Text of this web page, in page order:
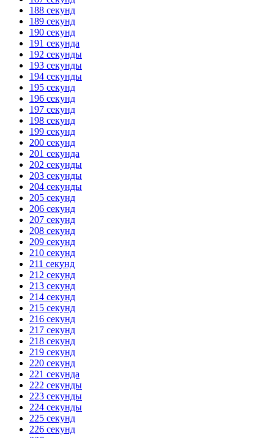
188 секунд
189 секунд
190 секунд
191 секунда
192 секунды
193 секунды
194 секунды
195 секунд
196 секунд
197 секунд
198 секунд
199 секунд
200 секунд
201 секунда
202 секунды
203 секунды
204 секунды
205 секунд
206 секунд
207 секунд
208 секунд
209 секунд
210 секунд
211 секунд
212 секунд
213 секунд
214 секунд
215 секунд
216 секунд
217 секунд
218 секунд
219 секунд
220 секунд
221 секунда
222 секунды
223 секунды
224 секунды
225 секунд
226 секунд